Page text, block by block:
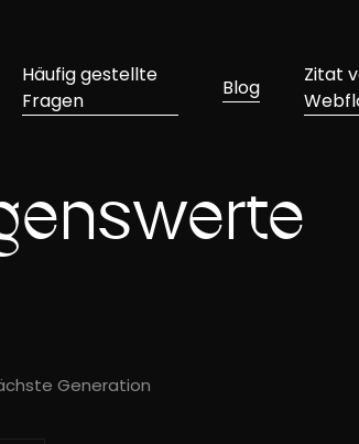
Häufig gestellte
Fragen
Blog
Zitat
Generation